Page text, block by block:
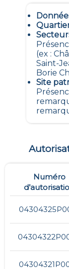
(ex :
Saint-
Borie
Site
Numéro